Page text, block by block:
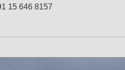
15 646 8157